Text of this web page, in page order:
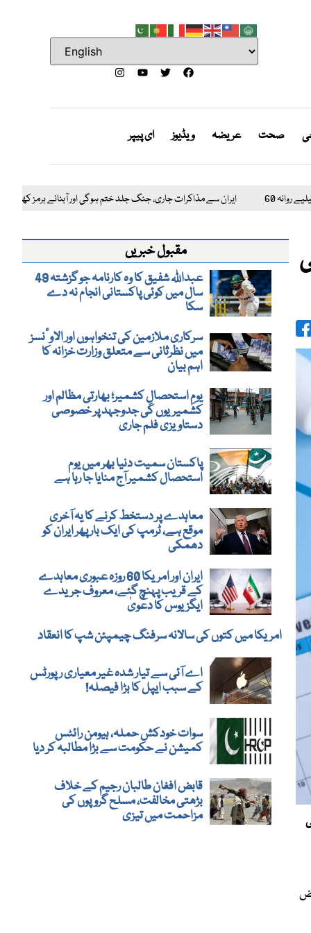
صحت عریضہ ویڈیوز ای پیپر
سے مذاکرات جاری، جنگ جلد ختم ہوگی اور آبنائے ہرمز کھل جائے گی، ٹرمپ کا دعویٰ
کی
مقبول خبریں
عبداللہ شفیق کا وہ کارنامہ جو گزشتہ 49
سال میں کوئی پاکستانی انجام نہ دے
سکا
سرکاری ملازمین کی تنخواہوں اور الاوٴنسز
میں نظرثانی سے متعلق وزارت خزانہ کا
اہم بیان
یومِ استحصالِ کشمیر؛ بھارتی مظالم اور
کشمیریوں کی جدوجہد پر خصوصی
دستاویزی فلم جاری
پاکستان سمیت دنیا بھر میں یوم
استحصال کشمیر آج منایا جا رہا ہے
معاہدے پر دستخط کرنے کا یہ آخری
موقع ہے، ٹرمپ کی ایک بار پھر ایران کو
دھمکی
ایران اور امریکا 60 روزہ عبوری معاہدے
کے قریب پہنچ گئے، معروف جریدے
ایگزیوس کا دعویٰ
امریکا میں کتوں کی سالانہ سرفنگ چیمپئن شپ کا انعقاد
اے آئی سے تیار شدہ غیر معیاری رپورٹس
کے سبب ایپل کا بڑا فیصلہ!
سوات خودکش حملہ، ہیومن رائٹس
کمیشن نے حکومت سے بڑا مطالبہ کر دیا
قابض افغان طالبان رجیم کے خلاف
بڑھتی مخالفت، مسلح گروپوں کی
مزاحمت میں تیزی